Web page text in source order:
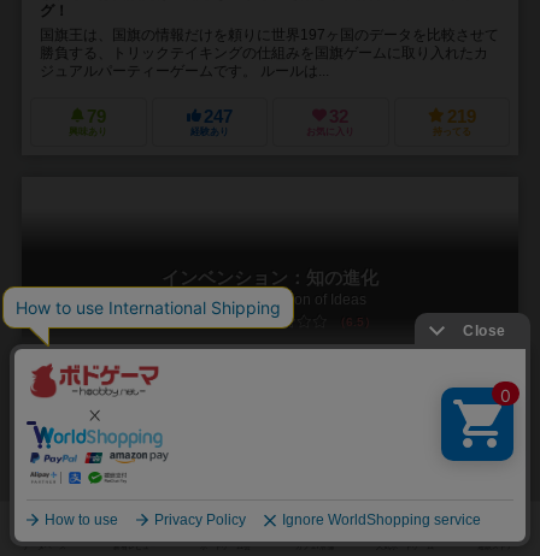
グ！
国旗王は、国旗の情報だけを頼りに世界197ヶ国のデータを比較させて
勝負する、トリックテイキングの仕組みを国旗ゲームに取り入れたカ
ジュアルパーティーゲームです。 ルールは...
79
興味あり
247
経験あり
32
お気に入り
219
持ってる
インベンション：知の進化
Inventions: Evolution of Ideas
6.5
1～4人
ラセルダ作品最高難度。石器時代から21世紀までの知の進化を辿る！
であるとし、320万年前から現代に至るまで...